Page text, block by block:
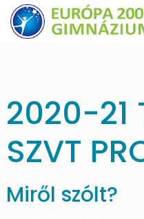
2020-21
SZVT
Miről szólt?